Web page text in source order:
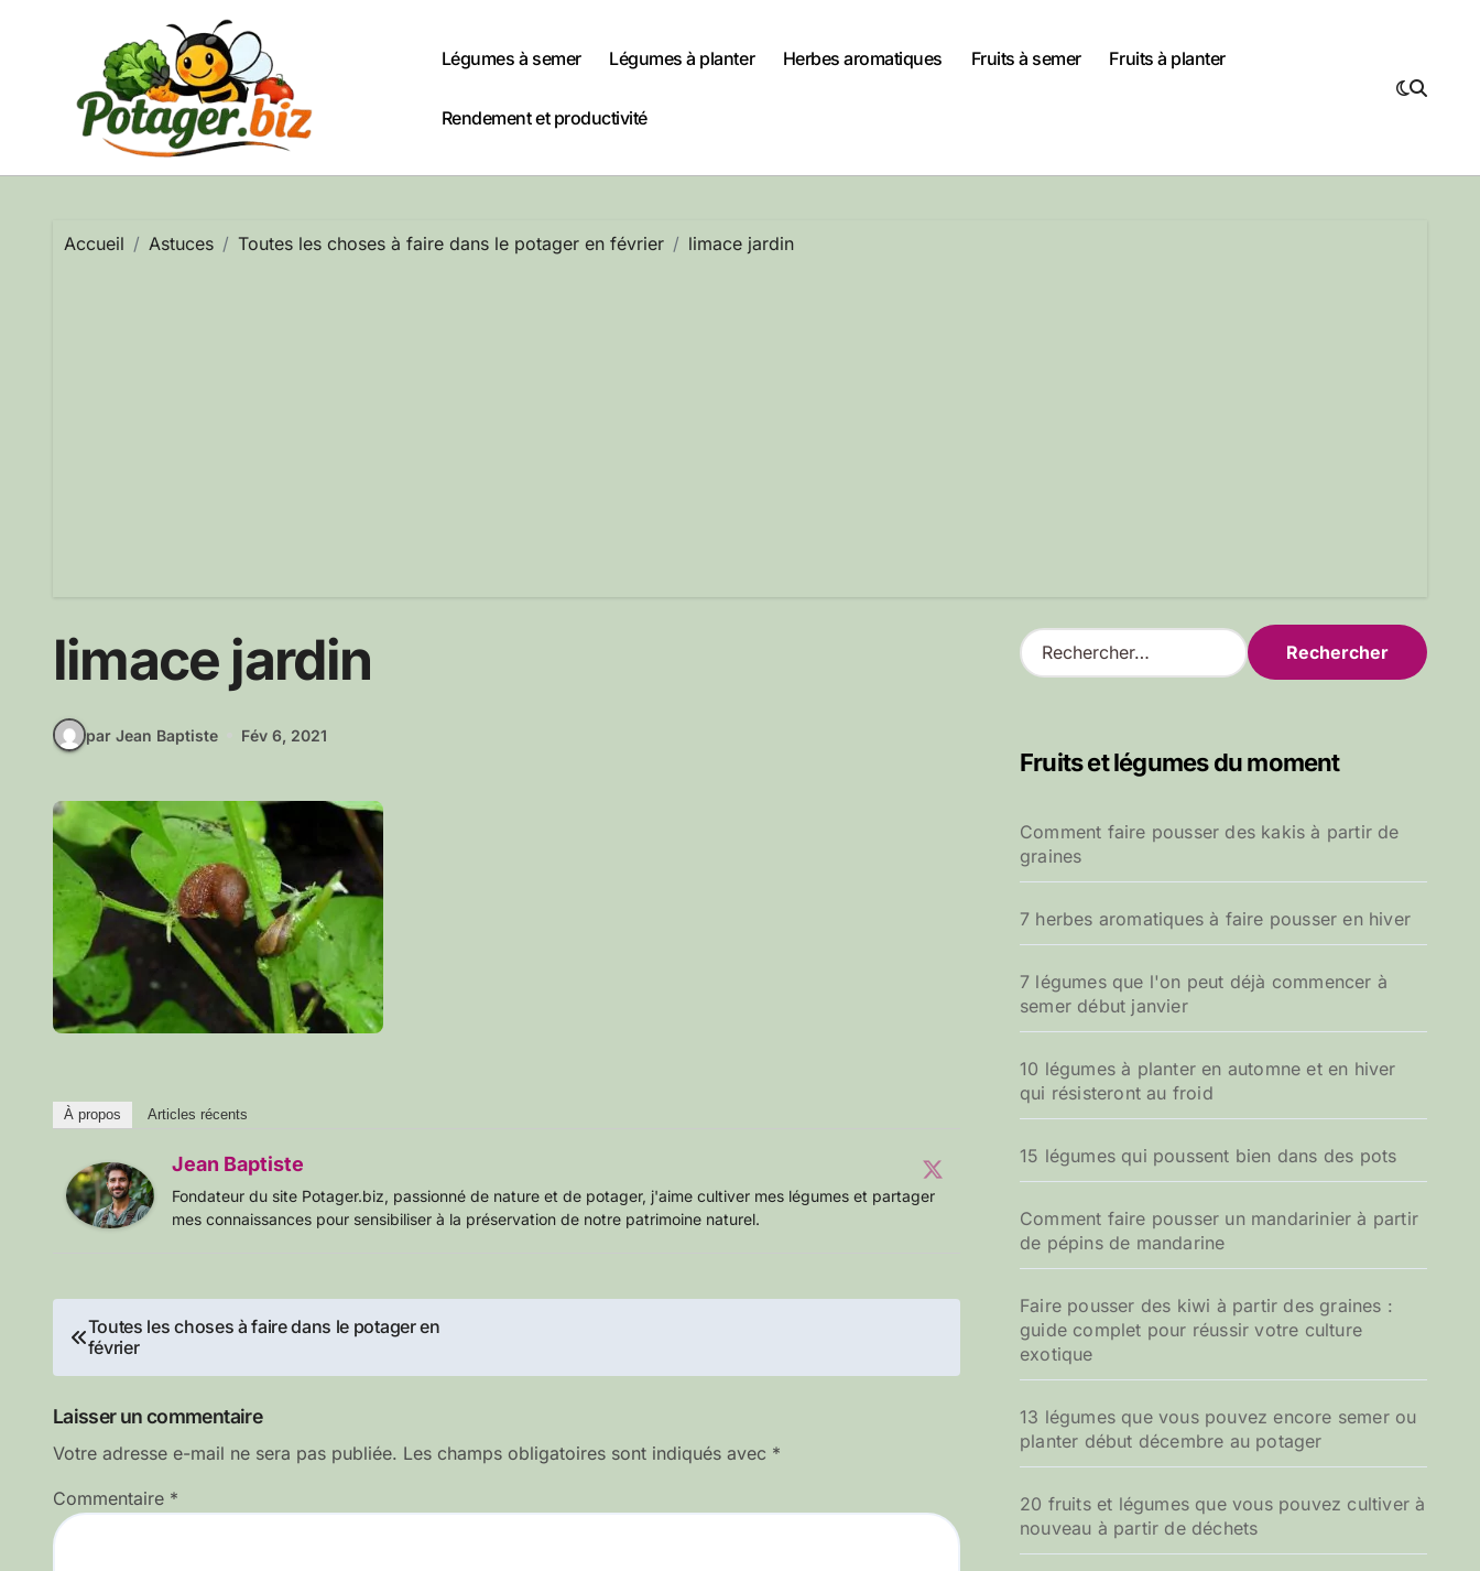
Légumes à semer Légumes à planter Herbes aromatiques Fruits à semer Fruits à planter
Rendement et productivité
Accueil Astuces Toutes les choses à faire dans le potager en février limace jardin
limace jardin
par Jean Baptiste Fév 6, 2021
À propos Articles récents
Jean Baptiste
Fondateur du site Potager.biz, passionné de nature et de potager, j'aime cultiver mes légumes et partager
mes connaissances pour sensibiliser à la préservation de notre patrimoine naturel.
Navigation
de
l’article
Toutes les choses à faire dans le potager en
février
Laisser un commentaire
Votre adresse e-mail ne sera pas publiée. Les champs obligatoires sont indiqués avec *
Commentaire *
R
e
r
e
r
Fruits et légumes du moment
Comment faire pousser des kakis à partir de
graines
7 herbes aromatiques à faire pousser en hiver
7 légumes que l'on peut déjà commencer à
semer début janvier
10 légumes à planter en automne et en hiver
qui résisteront au froid
15 légumes qui poussent bien dans des pots
Comment faire pousser un mandarinier à partir
de pépins de mandarine
Faire pousser des kiwi à partir des graines :
guide complet pour réussir votre culture
exotique
13 légumes que vous pouvez encore semer ou
planter début décembre au potager
20 fruits et légumes que vous pouvez cultiver à
nouveau à partir de déchets